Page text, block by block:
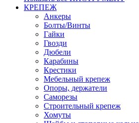
КРЕПЕЖ
Анкеры
Болты/Винты
Гайки
Гвозди
Дюбели
Карабины
Крестики
Мебельный крепеж
Опоры, держатели
Саморезы
Строительный крепеж
Хомуты